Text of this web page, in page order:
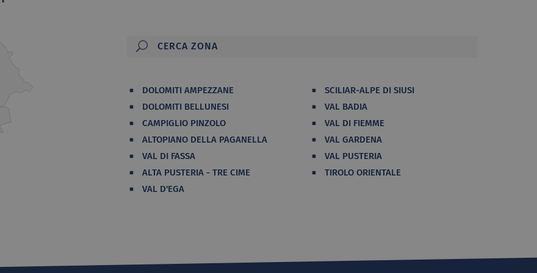
DOLOMITI AMPEZZANE
DOLOMITI BELLUNESI
CAMPIGLIO PINZOLO
ALTOPIANO DELLA PAGANELLA
VAL DI FASSA
ALTA PUSTERIA - TRE CIME
VAL D'EGA
SCILIAR-ALPE DI SIUSI
VAL BADIA
VAL DI FIEMME
VAL GARDENA
VAL PUSTERIA
TIROLO ORIENTALE